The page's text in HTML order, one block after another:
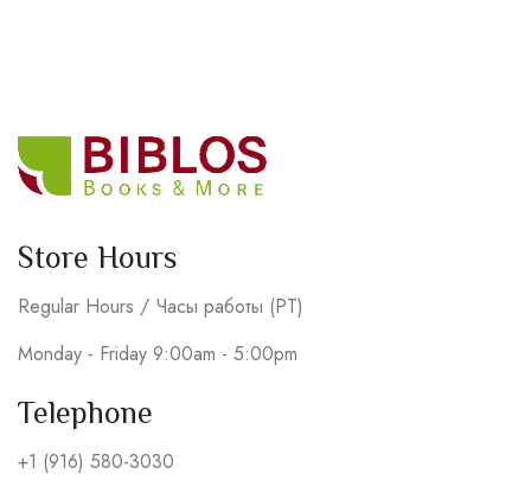
Store Hours
Regular Hours / Часы работы (PT)
Monday - Friday 9:00am - 5:00pm
Telephone
+1 (916) 580-3030